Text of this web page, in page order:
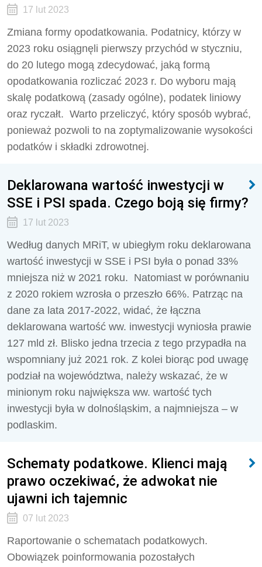
17 lut 2023
Zmiana formy opodatkowania. Podatnicy, którzy w
2023 roku osiągnęli pierwszy przychód w styczniu,
do 20 lutego mogą zdecydować, jaką formą
opodatkowania rozliczać 2023 r. Do wyboru mają
skalę podatkową (zasady ogólne), podatek liniowy
oraz ryczałt. Warto przeliczyć, który sposób wybrać,
ponieważ pozwoli to na zoptymalizowanie wysokości
podatków i składki zdrowotnej.
Deklarowana wartość inwestycji w
SSE i PSI spada. Czego boją się firmy?
17 lut 2023
Według danych MRiT, w ubiegłym roku deklarowana
wartość inwestycji w SSE i PSI była o ponad 33%
mniejsza niż w 2021 roku. Natomiast w porównaniu
z 2020 rokiem wzrosła o przeszło 66%. Patrząc na
dane za lata 2017-2022, widać, że łączna
deklarowana wartość ww. inwestycji wyniosła prawie
127 mld zł. Blisko jedna trzecia z tego przypadła na
wspomniany już 2021 rok. Z kolei biorąc pod uwagę
podział na województwa, należy wskazać, że w
minionym roku największa ww. wartość tych
inwestycji była w dolnośląskim, a najmniejsza – w
podlaskim.
Schematy podatkowe. Klienci mają
prawo oczekiwać, że adwokat nie
ujawni ich tajemnic
07 lut 2023
Raportowanie o schematach podatkowych.
Obowiązek poinformowania pozostałych